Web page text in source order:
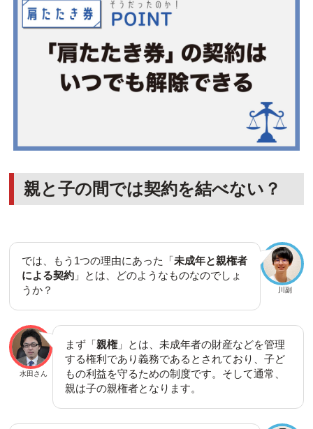
親と子の間では契約を結べない？
川副
では、もう1つの理由にあった「 未成年と親権者
による契約」とは、どのようなものなのでしょ
うか？
水田さん
まず「親権」とは、未成年者の財産などを管理
する権利であり義務であるとされており、子ど
もの利益を守るための制度です。そして通常、
親は子の親権者となります。